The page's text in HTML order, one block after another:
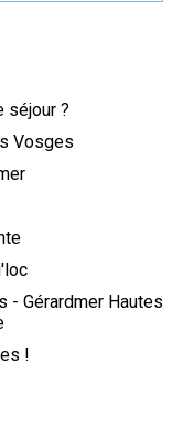
séjour ?
Vosges
- Gérardmer Hautes
!